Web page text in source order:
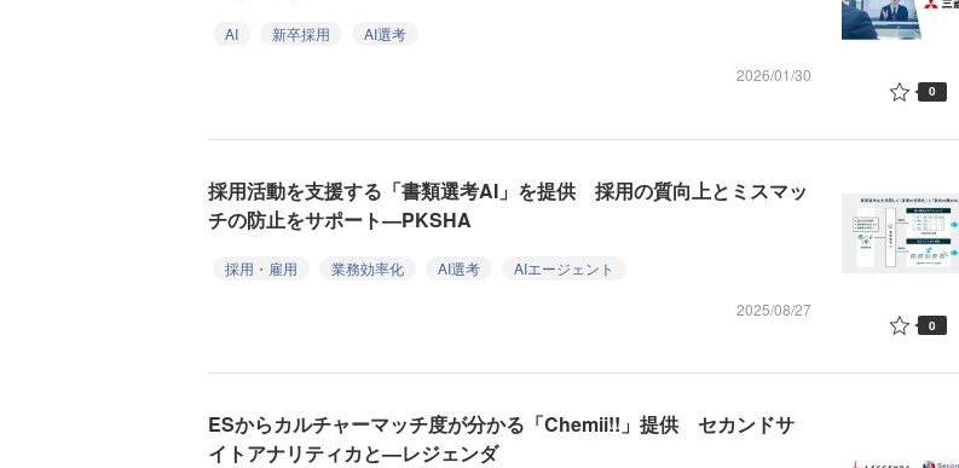
AI 新卒採用
AI選考
2026/01/30
0
採用活動を支援する「書類選考AI」を提供 採用の質向上とミスマッ
チの防止をサポート—PKSHA
採用・雇用 業務効率化 AI選考
AIエージェント
2025/08/27
0
ESからカルチャーマッチ度が分かる「Chemii!!」提供 セカンドサ
イトアナリティカと—レジェンダ